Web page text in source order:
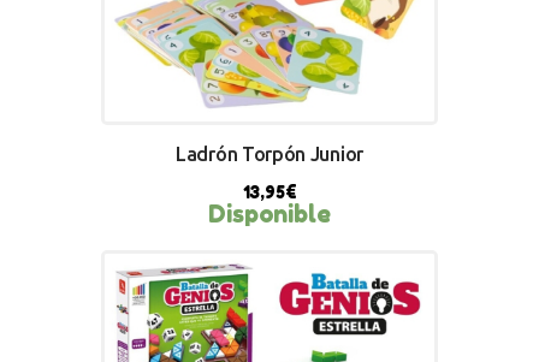
BUY NOW
Ladrón Torpón Junior
13,95€
Disponible